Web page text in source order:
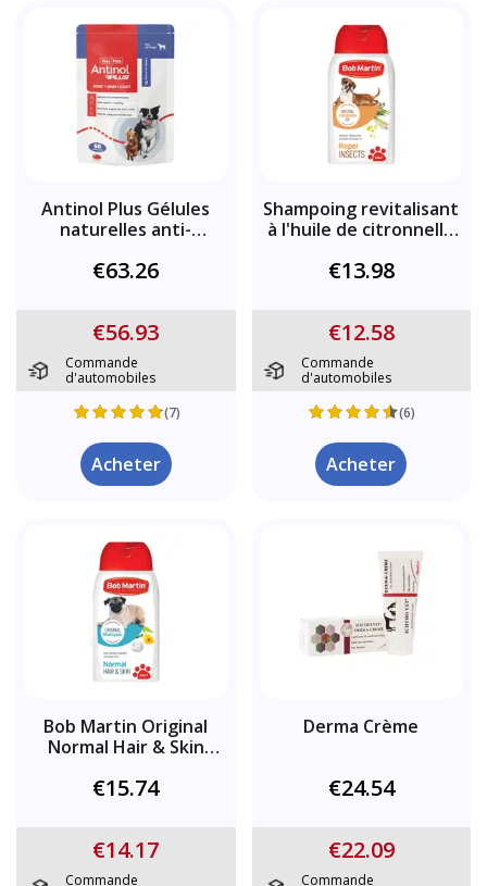
Antinol Plus Gélules
naturelles anti-
articulations et la
€63.26
€56.93
Commande
d'automobiles
(7)
Acheter
Shampoing revitalisant
à l'huile de citronnelle
€13.98
€12.58
Commande
d'automobiles
(6)
Acheter
Bob Martin Original
Normal Hair & Skin
€15.74
€14.17
Commande
Derma Crème
€24.54
€22.09
Commande